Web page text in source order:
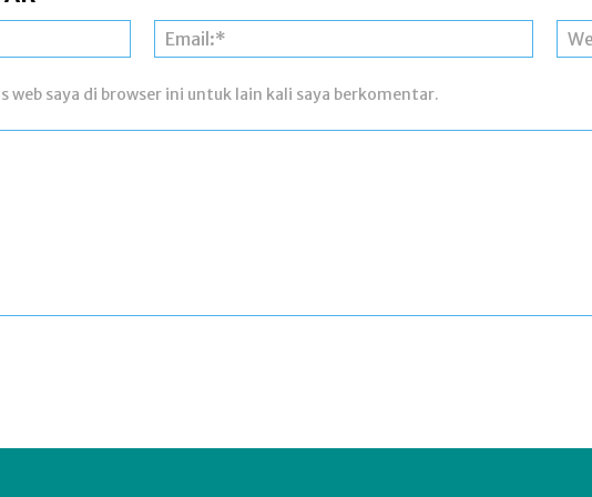
Nama:* Email:*
web saya di browser ini untuk lain kali saya berkomentar.